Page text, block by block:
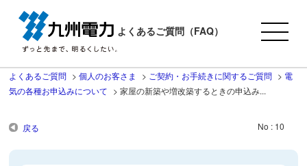
よくあるご質問（FAQ）
よくあるご質問 >個人のお客さま > ご契約・お手続きに関するご質問 > 電
気の各種お申込みについて >家屋の新築や増改築するときの申込み...
戻る No : 10